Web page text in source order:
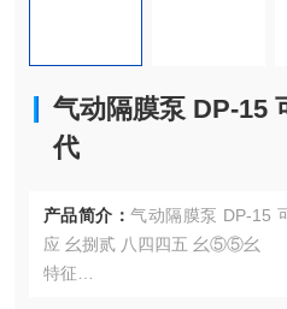
气动隔膜泵 DP-15 可接地缩醛 西南总
代
产品简介： 气动隔膜泵 DP-15 可接地缩醛 西南总代 成都供
应 幺捌贰 八四四五 幺⑤⑤幺
特征